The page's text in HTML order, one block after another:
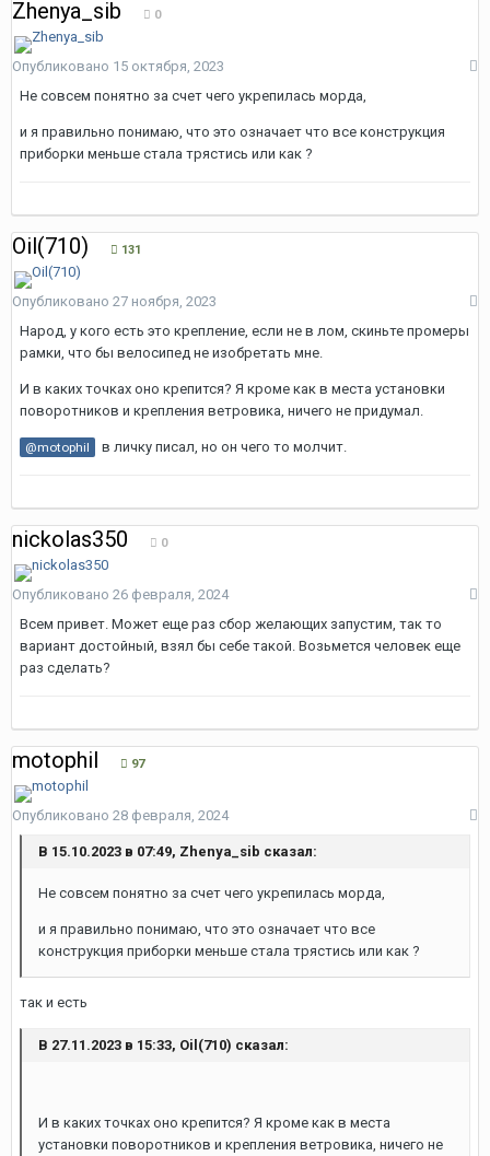
Zhenya_sib 0
Опубликовано 15 октября, 2023
Не совсем понятно за счет чего укрепилась морда,
и я правильно понимаю, что это означает что все конструкция
приборки меньше стала трястись или как ?
Oil(710) 131
Опубликовано 27 ноября, 2023
Народ, у кого есть это крепление, если не в лом, скиньте промеры
рамки, что бы велосипед не изобретать мне.
И в каких точках оно крепится? Я кроме как в места установки
поворотников и крепления ветровика, ничего не придумал.
@motophil в личку писал, но он чего то молчит.
nickolas350 0
Опубликовано 26 февраля, 2024
Всем привет. Может еще раз сбор желающих запустим, так то
вариант достойный, взял бы себе такой. Возьмется человек еще
раз сделать?
motophil 97
Опубликовано 28 февраля, 2024
В 15.10.2023 в 07:49, Zhenya_sib сказал:
Не совсем понятно за счет чего укрепилась морда,
и я правильно понимаю, что это означает что все
конструкция приборки меньше стала трястись или как ?
так и есть
В 27.11.2023 в 15:33, Oil(710) сказал:
И в каких точках оно крепится? Я кроме как в места
установки поворотников и крепления ветровика, ничего не